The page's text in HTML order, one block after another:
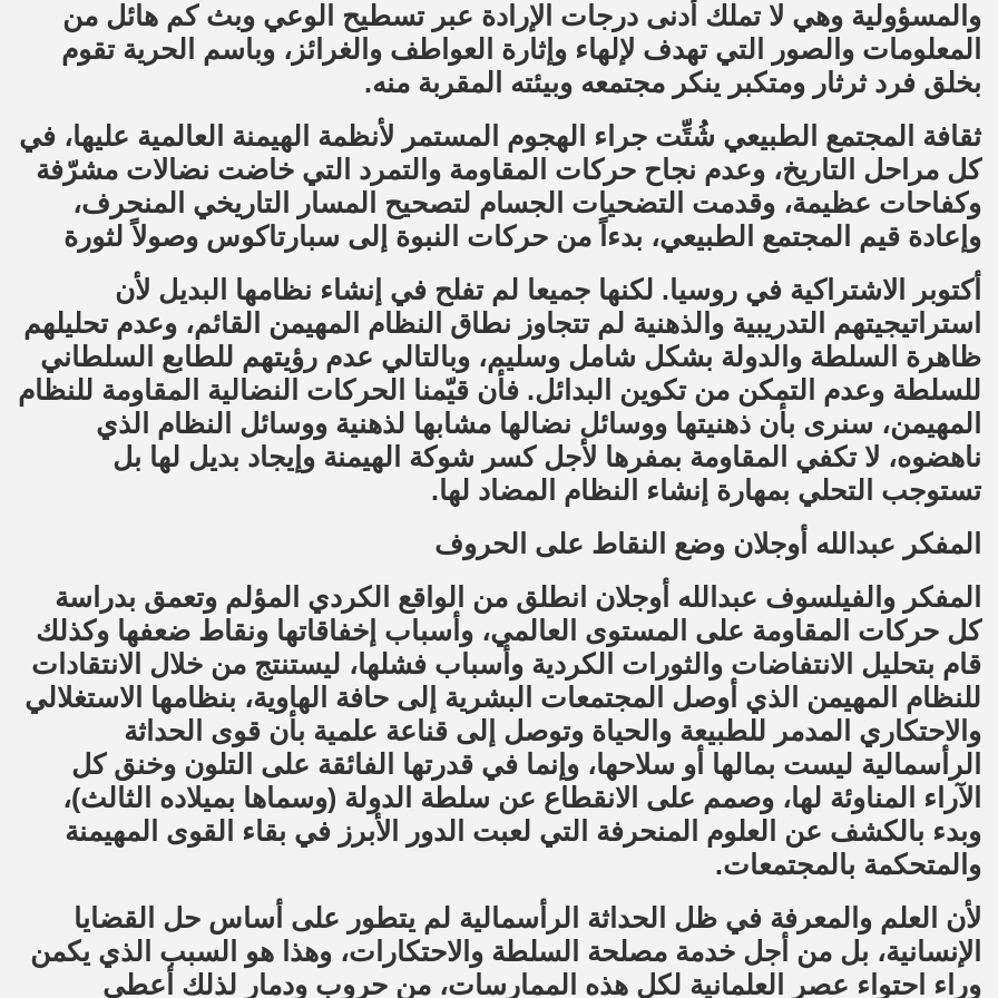
والمسؤولية وهي لا تملك أدنى درجات الإرادة عبر تسطيح الوعي وبث كم هائل من
المعلومات والصور التي تهدف لإلهاء وإثارة العواطف والغرائز، وباسم الحرية تقوم
بخلق فرد ثرثار ومتكبر ينكر مجتمعه وبيئته المقربة منه.
ثقافة المجتمع الطبيعي شُتِّت جراء الهجوم المستمر لأنظمة الهيمنة العالمية عليها، في
كل مراحل التاريخ، وعدم نجاح حركات المقاومة والتمرد التي خاضت نضالات مشرّفة
وكفاحات عظيمة، وقدمت التضحيات الجسام لتصحيح المسار التاريخي المنحرف،
وإعادة قيم المجتمع الطبيعي، بدءاً من حركات النبوة إلى سبارتاكوس وصولاً لثورة
أكتوبر الاشتراكية في روسيا. لكنها جميعا لم تفلح في إنشاء نظامها البديل لأن
استراتيجيتهم التدريبية والذهنية لم تتجاوز نطاق النظام المهيمن القائم، وعدم تحليلهم
ظاهرة السلطة والدولة بشكل شامل وسليم، وبالتالي عدم رؤيتهم للطابع السلطاني
للسلطة وعدم التمكن من تكوين البدائل. فأن قيّمنا الحركات النضالية المقاومة للنظام
المهيمن، سنرى بأن ذهنيتها ووسائل نضالها مشابها لذهنية ووسائل النظام الذي
ناهضوه، لا تكفي المقاومة بمفرها لأجل كسر شوكة الهيمنة وإيجاد بديل لها بل
تستوجب التحلي بمهارة إنشاء النظام المضاد لها.
المفكر عبدالله أوجلان وضع النقاط على الحروف
المفكر والفيلسوف عبدالله أوجلان انطلق من الواقع الكردي المؤلم وتعمق بدراسة
كل حركات المقاومة على المستوى العالمي، وأسباب إخفاقاتها ونقاط ضعفها وكذلك
قام بتحليل الانتفاضات والثورات الكردية وأسباب فشلها، ليستنتج من خلال الانتقادات
للنظام المهيمن الذي أوصل المجتمعات البشرية إلى حافة الهاوية، بنظامها الاستغلالي
والاحتكاري المدمر للطبيعة والحياة وتوصل إلى قناعة علمية بأن قوى الحداثة
الرأسمالية ليست بمالها أو سلاحها، وإنما في قدرتها الفائقة على التلون وخنق كل
الآراء المناوئة لها، وصمم على الانقطاع عن سلطة الدولة (وسماها بميلاده الثالث)،
وبدء بالكشف عن العلوم المنحرفة التي لعبت الدور الأبرز في بقاء القوى المهيمنة
والمتحكمة بالمجتمعات.
لأن العلم والمعرفة في ظل الحداثة الرأسمالية لم يتطور على أساس حل القضايا
الإنسانية، بل من أجل خدمة مصلحة السلطة والاحتكارات، وهذا هو السبب الذي يكمن
وراء احتواء عصر العلمانية لكل هذه الممارسات، من حروب ودمار لذلك أعطى